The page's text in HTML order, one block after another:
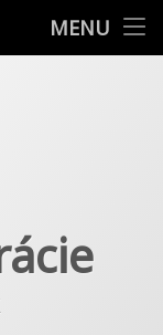
MENU